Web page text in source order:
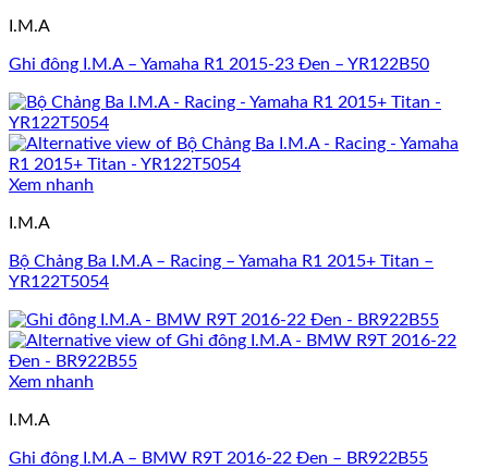
I.M.A
Ghi đông I.M.A – Yamaha R1 2015-23 Đen – YR122B50
Xem nhanh
I.M.A
Bộ Chảng Ba I.M.A – Racing – Yamaha R1 2015+ Titan –
YR122T5054
Xem nhanh
I.M.A
Ghi đông I.M.A – BMW R9T 2016-22 Đen – BR922B55